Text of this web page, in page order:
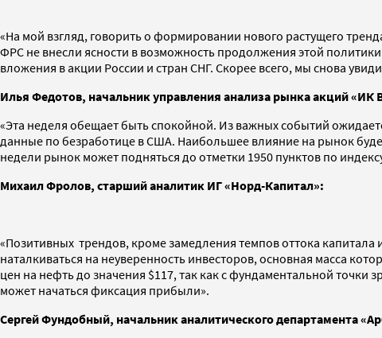
«На мой взгляд, говорить о формировании нового растущего
ФРС не внесли ясности в возможность продолжения этой
вложения в акции России и стран СНГ. Скорее всего, мы снова
Илья Федотов, начальник управления анализа рынка акций «ИК
«Эта неделя обещает быть спокойной. Из важных событий
данные по безработице в США. Наибольшее влияние на рынок
недели рынок может подняться до отметки 1950 пунктов по
МихаилФролов, старший аналитик ИГ «Норд-Капитал»:
«Позитивных трендов, кроме замедления темпов оттока
наталкиваться на неуверенность инвесторов, основная масса
цен на нефть до значения $117, так как с фундаментальной
может начаться фиксация прибыли».
Сергей Фундобный, начальник аналитического департамента